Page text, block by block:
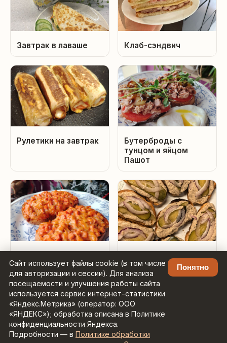
Сайт использует файлы cookie (в том числе
для авторизации и сессии). Для анализа
посещаемости и улучшения работы сайта
используется сервис интернет-статистики
«Яндекс.Метрика» (оператор: ООО
«ЯНДЕКС»); обработка описана в Политике
конфиденциальности Яндекса.
Подробности — в Политике обработки
Понятно
Завтрак в лаваше Клаб-сэндвич
Рулетики на завтрак
Бутерброды с
тунцом и яйцом
Пашот
бутерброды с
пастой из шпрот
Рецепты с умным поиском ·